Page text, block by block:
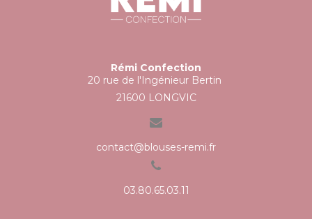
Rémi Confection
20 rue de l'Ingénieur Bertin
21600 LONGVIC
contact@blouses-remi.fr
03.80.65.03.11